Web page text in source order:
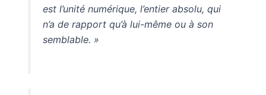
est l’unité numérique, l’entier absolu, qui
n’a de rapport qu’à lui-même ou à son
semblable. »